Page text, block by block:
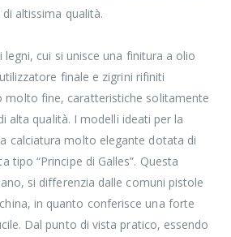
altissima qualità.
legni, cui si unisce una finitura a olio
finale e zigrini rifiniti
molto fine, caratteristiche solitamente
alta qualità. I modelli ideati per la
calciatura molto elegante dotata di
tipo “Principe di Galles”. Questa
si differenzia dalle comuni pistole
in quanto conferisce una forte
Dal punto di vista pratico, essendo